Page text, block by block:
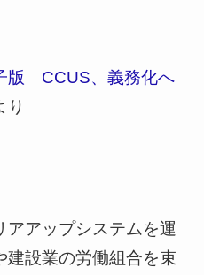
版 CCUS、義務化へ
り
アアップシステムを運
建設業の労働組合を束